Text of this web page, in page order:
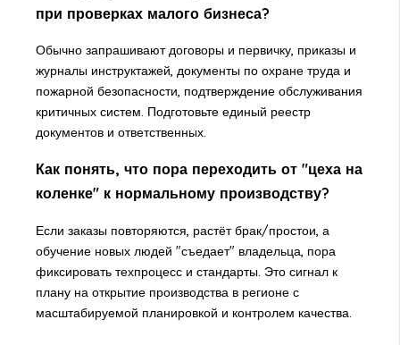
при проверках малого бизнеса?
Обычно запрашивают договоры и первичку, приказы и
журналы инструктажей, документы по охране труда и
пожарной безопасности, подтверждение обслуживания
критичных систем. Подготовьте единый реестр
документов и ответственных.
Как понять, что пора переходить от "цеха на
коленке" к нормальному производству?
Если заказы повторяются, растёт брак/простои, а
обучение новых людей "съедает" владельца, пора
фиксировать техпроцесс и стандарты. Это сигнал к
плану на открытие производства в регионе с
масштабируемой планировкой и контролем качества.